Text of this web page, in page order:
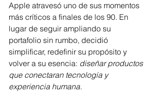
Apple atravesó uno de sus momentos
más críticos a finales de los 90. En
lugar de seguir ampliando su
portafolio sin rumbo, decidió
simplificar, redefinir su propósito y
volver a su esencia: diseñar productos
que conectaran tecnología y
experiencia humana.